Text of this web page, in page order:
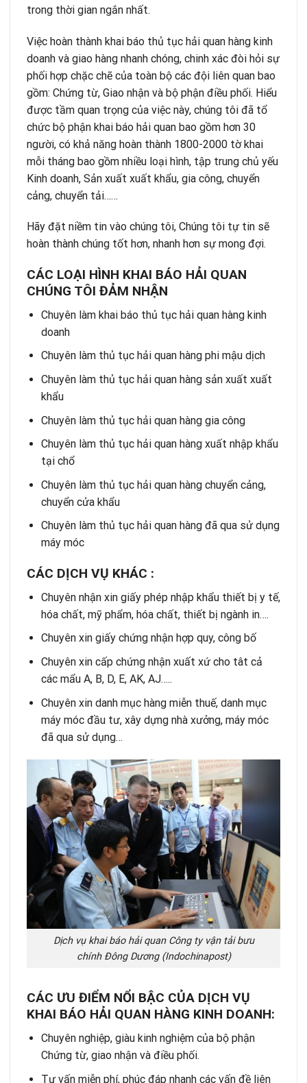
trong thời gian ngắn nhất.
Việc hoàn thành khai báo thủ tục hải quan hàng kinh
doanh và giao hàng nhanh chóng, chinh xác đòi hỏi sự
phối hợp chặc chẽ của toàn bộ các đội liên quan bao
gồm: Chứng từ, Giao nhận và bộ phận điều phối. Hiểu
được tầm quan trọng của việc này, chúng tôi đã tổ
chức bộ phận khai báo hải quan bao gồm hơn 30
người, có khả năng hoàn thành 1800-2000 tờ khai
mỗi tháng bao gồm nhiều loại hình, tập trung chủ yếu
Kinh doanh, Sản xuất xuất khẩu, gia công, chuyển
cảng, chuyển tải……
Hãy đặt niềm tin vào chúng tôi, Chúng tôi tự tin sẽ
hoàn thành chúng tốt hơn, nhanh hơn sự mong đợi.
CÁC LOẠI HÌNH KHAI BÁO HẢI QUAN
CHÚNG TÔI ĐẢM NHẬN
Chuyên làm khai báo thủ tục hải quan hàng kinh
doanh
Chuyên làm thủ tục hải quan hàng phi mậu dịch
Chuyên làm thủ tục hải quan hàng sản xuất xuất
khẩu
Chuyên làm thủ tục hải quan hàng gia công
Chuyên làm thủ tục hải quan hàng xuất nhập khẩu
tại chổ
Chuyên làm thủ tục hải quan hàng chuyển cảng,
chuyển cửa khẩu
Chuyên làm thủ tục hải quan hàng đã qua sử dụng
máy móc
CÁC DỊCH VỤ KHÁC :
Chuyên nhận xin giấy phép nhập khẩu thiết bị y tế,
hóa chất, mỹ phẩm, hóa chất, thiết bị ngành in….
Chuyên xin giấy chứng nhận hợp quy, công bố
Chuyên xin cấp chứng nhận xuất xứ cho tât cả
các mẩu A, B, D, E, AK, AJ…..
Chuyên xin danh mục hàng miễn thuế, danh mục
máy móc đầu tư, xây dựng nhà xưởng, máy móc
đã qua sử dụng…
Dịch vụ khai báo hải quan Công ty vận tải bưu
chính Đông Dương (Indochinapost)
CÁC ƯU ĐIỂM NỔI BẬC CỦA DỊCH VỤ
KHAI BÁO HẢI QUAN HÀNG KINH DOANH:
Chuyên nghiệp, giàu kinh nghiệm của bộ phận
Chứng từ, giao nhận và điều phối.
Tư vấn miễn phí, phúc đáp nhanh các vấn đề liên